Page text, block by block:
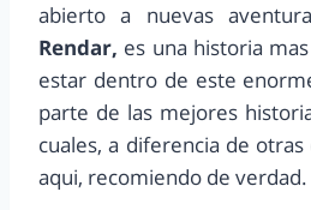
abierto a nuevas
Rendar, es una historia
estar dentro de este
parte de las mejores
cuales, a diferencia de
aqui, recomiendo de verdad.